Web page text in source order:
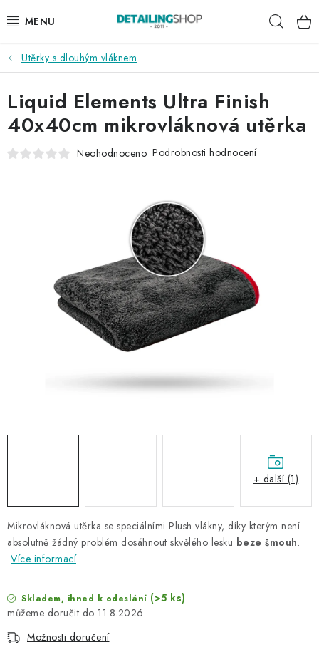
na
AKCE
NOVINKY
EXTERIÉR
DÁRKOVÉ SADY A POUKAZY
NAŠE SLUŽBY
BYDLENÍ
Utěrky s dlouhým vláknem
Mikrovláknová utěrka se speciálními Plush vlákny, díky kterým není
absolutně žádný problém dosáhnout skvělého lesku beze šmouh.
Více informací
Skladem, ihned k odeslání (>5 ks)
11.8.2026
Možnosti doručení
Liquid Elements Ultra Finish
40x40cm mikrovláknová utěrka
Neohodnoceno Podrobnosti hodnocení
+ další (1)